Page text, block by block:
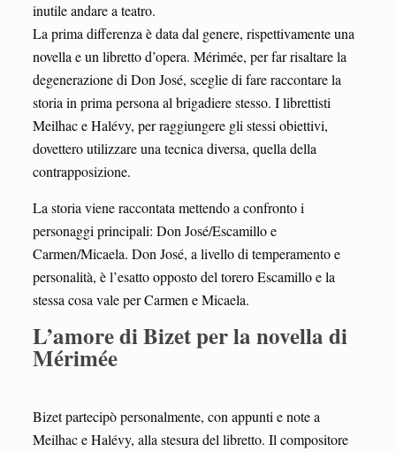
inutile andare a teatro.
La prima differenza è data dal genere, rispettivamente una
novella e un libretto d’opera. Mérimée, per far risaltare la
degenerazione di Don José, sceglie di fare raccontare la
storia in prima persona al brigadiere stesso. I librettisti
Meilhac e Halévy, per raggiungere gli stessi obiettivi,
dovettero utilizzare una tecnica diversa, quella della
contrapposizione.
La storia viene raccontata mettendo a confronto i
personaggi principali: Don José/Escamillo e
Carmen/Micaela. Don José, a livello di temperamento e
personalità, è l’esatto opposto del torero Escamillo e la
stessa cosa vale per Carmen e Micaela.
L’amore di Bizet per la novella di
Mérimée
Bizet partecipò personalmente, con appunti e note a
Meilhac e Halévy, alla stesura del libretto. Il compositore